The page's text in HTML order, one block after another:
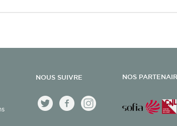
NOUS SUIVRE NOS